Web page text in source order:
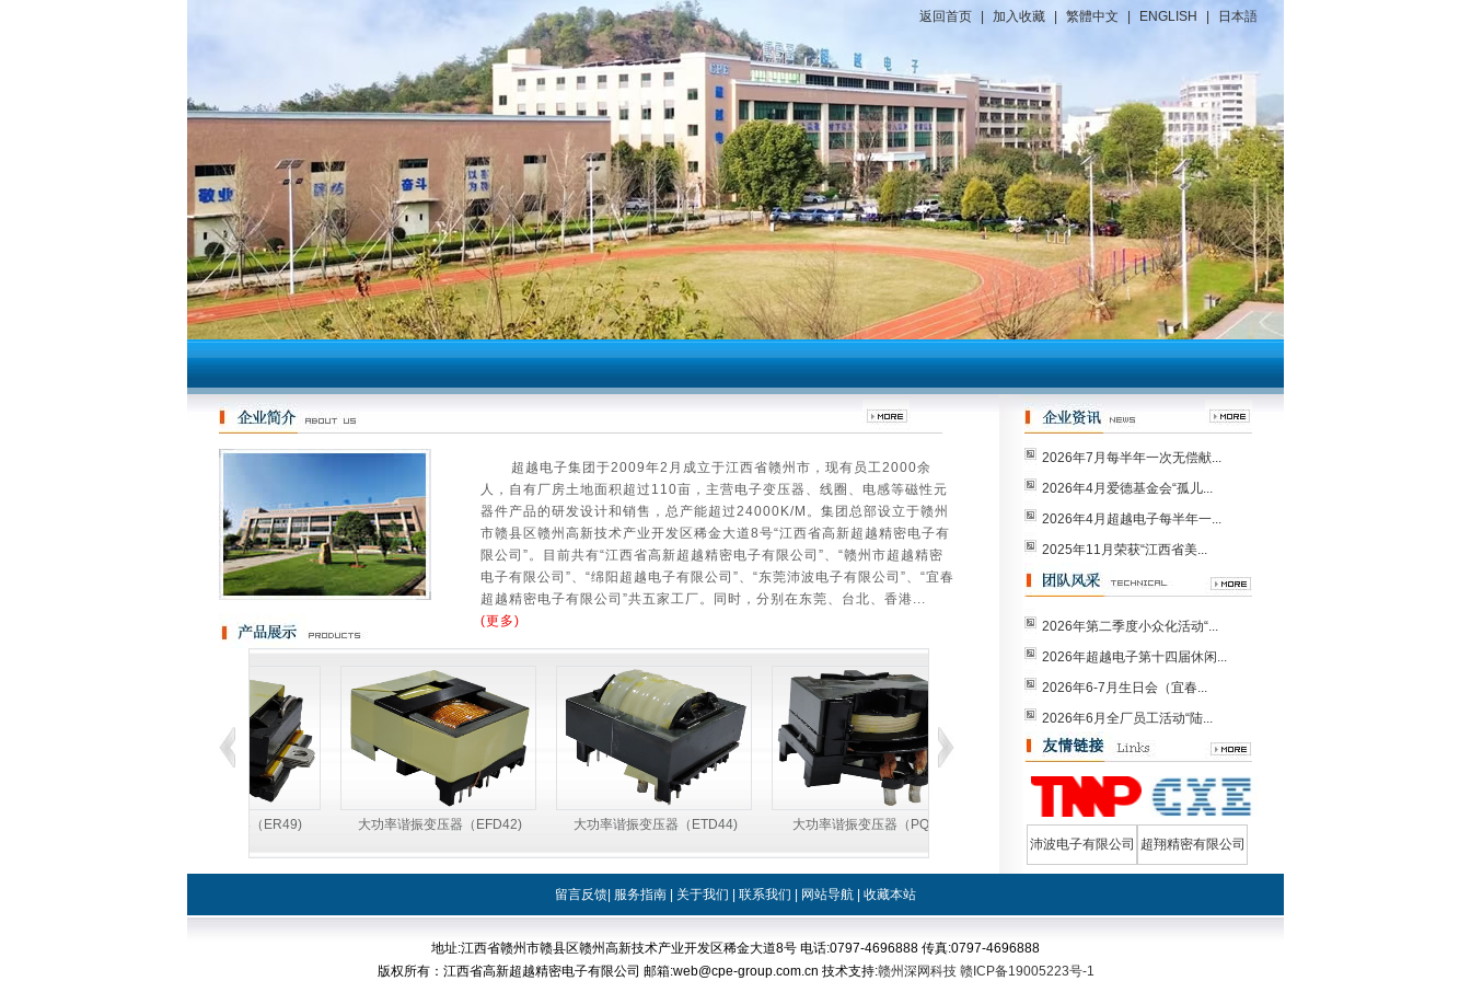
返回首页 加入收藏 繁體中文 ENGLISH 日本語
2026年7月每半年一次无偿献...
2026年4月爱德基金会“孤儿...
2026年4月超越电子每半年一...
2025年11月荣获“江西省美...
2026年第二季度小众化活动“...
2026年超越电子第十四届休闲...
2026年6-7月生日会（宜春...
2026年6月全厂员工活动“陆...
沛波电子有限公司 超翔精密有限公司
超越电子集团于2009年2月成立于江西省赣州市，现有员工2000余
人，自有厂房土地面积超过110亩，主营电子变压器、线圈、电感等磁性元
器件产品的研发设计和销售，总产能超过24000K/M。集团总部设立于赣州
市赣县区赣州高新技术产业开发区稀金大道8号“江西省高新超越精密电子有
限公司”。目前共有“江西省高新超越精密电子有限公司”、“赣州市超越精密
电子有限公司”、“绵阳超越电子有限公司”、“东莞沛波电子有限公司”、“宜春
超越精密电子有限公司”共五家工厂。同时，分别在东莞、台北、香港...
(更多)
大功率谐振变压器（ER49) 大功率谐振变压器（EFD42) 大功率谐振变压器（ETD44) 大功率谐振变压器（PQ40) 三相CLLC谐振变压器（ER8...
留言反馈 服务指南 关于我们 联系我们 网站导航 收藏本站
地址:江西省赣州市赣县区赣州高新技术产业开发区稀金大道8号 电话:0797-4696888 传真:0797-4696888
版权所有：江西省高新超越精密电子有限公司 邮箱:web@cpe-group.com.cn 技术支持:赣州深网科技 赣ICP备19005223号-1